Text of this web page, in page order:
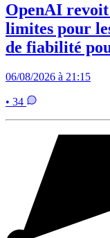
OpenAI
limites pour
de fiabilité
06/08/2026 à 21:15
• 34